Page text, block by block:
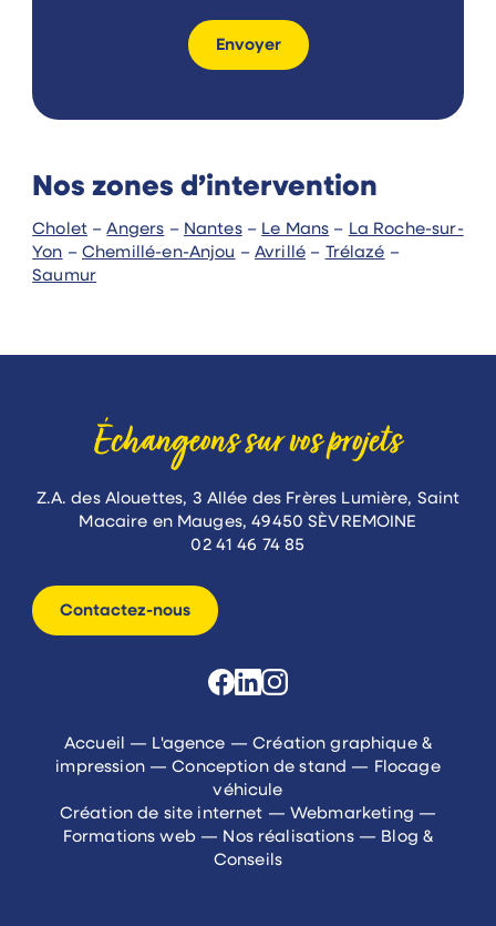
Envoyer
Nos zones d’intervention
Cholet –Angers – Nantes– Le Mans – La Roche-sur-
Yon –Chemillé-en-Anjou –Avrillé – Trélazé –
Saumur
Échangeons sur vos projets
Z.A. des Alouettes, 3 Allée des Frères Lumière, Saint
Macaire en Mauges, 49450 SÈVREMOINE
02 41 46 74 85
Contactez-nous
Accueil — L'agence —Création graphique &
impression—Conception de stand — Flocage
véhicule
Création de site internet —Webmarketing —
Formations web— Nos réalisations— Blog &
Conseils